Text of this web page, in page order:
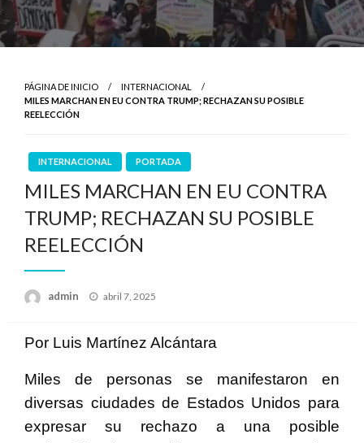
PÁGINA DE INICIO
INTERNACIONAL
MILES MARCHAN EN EU CONTRA TRUMP; RECHAZAN SU POSIBLE
REELECCIÓN
INTERNACIONAL PORTADA
MILES MARCHAN EN EU CONTRA
TRUMP; RECHAZAN SU POSIBLE
REELECCIÓN
admin
Publicado
abril 7, 2025
Por Luis Martínez Alcántara
Miles de personas se manifestaron en
diversas ciudades de Estados Unidos para
expresar su rechazo a una posible